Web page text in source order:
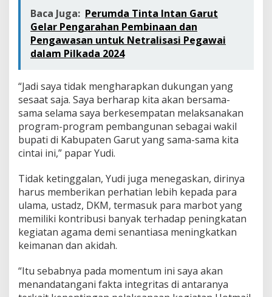
Baca Juga: Perumda Tinta Intan Garut
Gelar Pengarahan Pembinaan dan
Pengawasan untuk Netralisasi Pegawai
dalam Pilkada 2024
“Jadi saya tidak mengharapkan dukungan yang
sesaat saja. Saya berharap kita akan bersama-
sama selama saya berkesempatan melaksanakan
program-program pembangunan sebagai wakil
bupati di Kabupaten Garut yang sama-sama kita
cintai ini,” papar Yudi.
Tidak ketinggalan, Yudi juga menegaskan, dirinya
harus memberikan perhatian lebih kepada para
ulama, ustadz, DKM, termasuk para marbot yang
memiliki kontribusi banyak terhadap peningkatan
kegiatan agama demi senantiasa meningkatkan
keimanan dan akidah.
“Itu sebabnya pada momentum ini saya akan
menandatangani fakta integritas di antaranya